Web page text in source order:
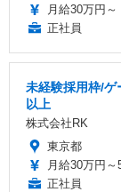
月給30万円～
正社員
未経験採用枠/ゲ
以上
株式会社RK
東京都
月給30万円～
正社員